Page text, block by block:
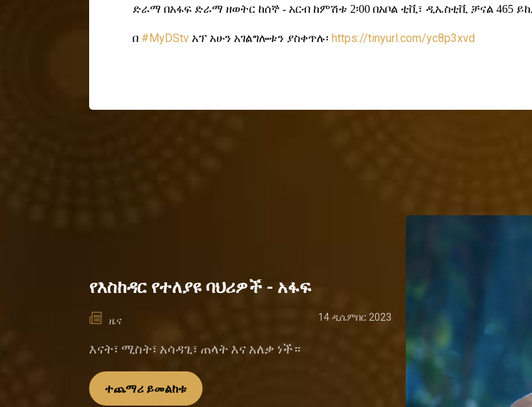
ድራማ በአፋፍ ድራማ ዘወትር ከሰኞ - አርብ ከምሽቱ 2፡00 በአቦል ቲቪ፣ ዲኤስቲቪ ቻናል 465
በ #MyDStv አፕ አሁን አገልግሎቱን ያስቀጥሉ፡ https://tinyurl.com/yc8p3xvd
የእስከዳር የተለያዩ ባህሪዎች - አፋፍ
ዜና 14 ዲሴምበር 2023
እናት፣ ሚስት፣ አሳዳጊ፣ ጠላት እና አለቃ ነች።
ተጨማሪ ይመልከቱ